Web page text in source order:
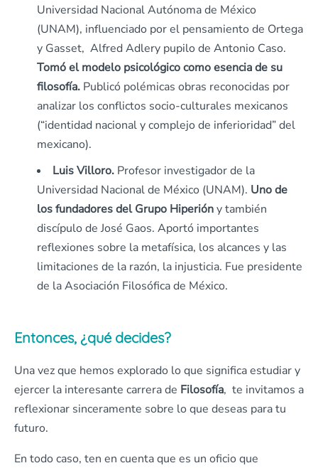
Universidad Nacional Autónoma de México
(UNAM), influenciado por el pensamiento de Ortega
y Gasset, Alfred Adlery pupilo de Antonio Caso.
Tomó el modelo psicológico como esencia de su
filosofía. Publicó polémicas obras reconocidas por
analizar los conflictos socio-culturales mexicanos
(“identidad nacional y complejo de inferioridad” del
mexicano).
Luis Villoro. Profesor investigador de la
Universidad Nacional de México (UNAM). Uno de
los fundadores del Grupo Hiperióny también
discípulo de José Gaos. Aportó importantes
reflexiones sobre la metafísica, los alcances y las
limitaciones de la razón, la injusticia. Fue presidente
de la Asociación Filosófica de México.
Entonces, ¿qué decides?
Una vez que hemos explorado lo que significa estudiar y
ejercer la interesante carrera de Filosofía, te invitamos a
reflexionar sinceramente sobre lo que deseas para tu
futuro.
En todo caso, ten en cuenta que es un oficio que